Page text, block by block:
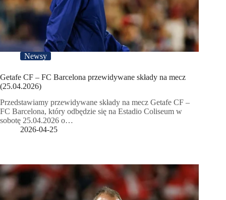
Newsy
Getafe CF – FC Barcelona przewidywane składy na mecz
(25.04.2026)
Przedstawiamy przewidywane składy na mecz Getafe CF –
FC Barcelona, który odbędzie się na Estadio Coliseum w
sobotę 25.04.2026 o…
2026-04-25